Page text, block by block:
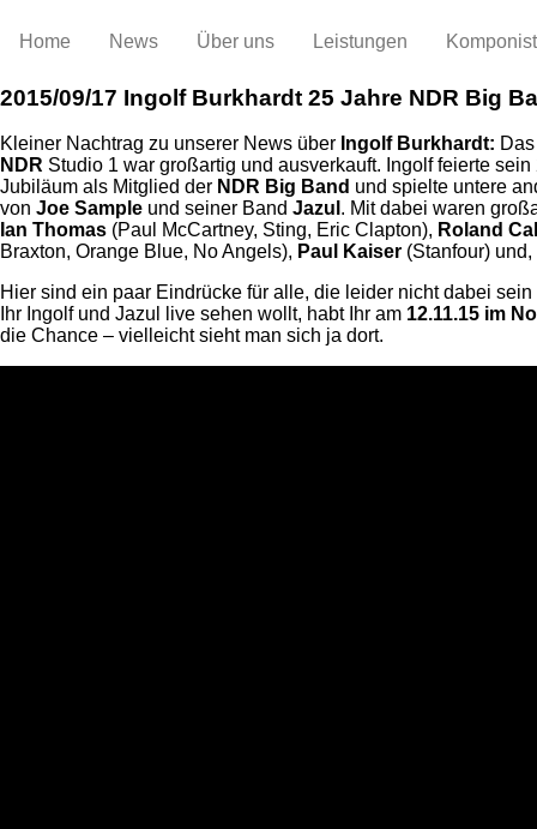
Home News Über uns Leistungen
2015/09/17 Ingolf Burkhardt 25 Jahre NDR Big
Kleiner Nachtrag zu unserer News über Ingolf Burkhardt:
NDR Studio 1 war großartig und ausverkauft. Ingolf feierte
Jubiläum als Mitglied der NDR Big Band und spielte untere
von Joe Sample und seiner Band Jazul . Mit dabei waren
Ian Thomas (Paul McCartney, Sting, Eric Clapton), Roland
Braxton, Orange Blue, No Angels), Paul Kaiser (Stanfour)
Hier sind ein paar Eindrücke für alle, die leider nicht dabei
Ihr Ingolf und Jazul live sehen wollt, habt Ihr am 12.11.15 im
die Chance – vielleicht sieht man sich ja dort.